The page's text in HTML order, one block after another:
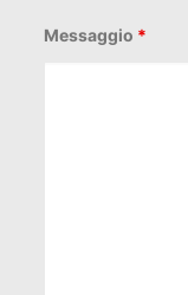
Messaggio *